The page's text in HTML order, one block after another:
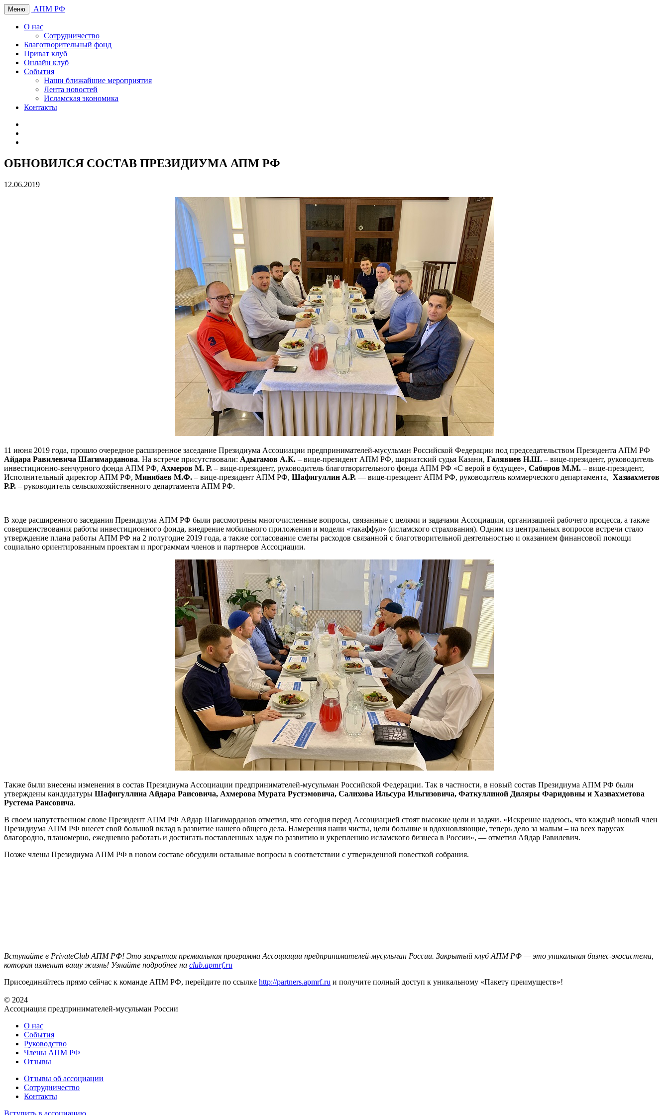
Меню АПМ РФ
О нас
Сотрудничество
Благотворительный фонд
Приват клуб
Онлайн клуб
События
Наши ближайшие мероприятия
Лента новостей
Исламская экономика
Контакты
ОБНОВИЛСЯ СОСТАВ ПРЕЗИДИУМА АПМ РФ
12.06.2019
11 июня 2019 года, прошло очередное расширенное заседание Президиума Ассоциации предпринимателей-мусульман Российской Федерации под председательством Президента АПМ РФ
Айдара Равилевича Шагимарданова. На встрече присутствовали: Адыгамов А.К. – вице-президент АПМ РФ, шариатский судья Казани, Галявиев Н.Ш. – вице-президент, руководитель
инвестиционно-венчурного фонда АПМ РФ, Ахмеров М. Р. – вице-президент, руководитель благотворительного фонда АПМ РФ «С верой в будущее», Сабиров М.М. – вице-президент,
Исполнительный директор АПМ РФ, Минибаев М.Ф. – вице-президент АПМ РФ, Шафигуллин А.Р. — вице-президент АПМ РФ, руководитель коммерческого департамента, Хазиахметов
Р.Р. – руководитель сельскохозяйственного департамента АПМ РФ.
В ходе расширенного заседания Президиума АПМ РФ были рассмотрены многочисленные вопросы, связанные с целями и задачами Ассоциации, организацией рабочего процесса, а также
совершенствования работы инвестиционного фонда, внедрение мобильного приложения и модели «такаффул» (исламского страхования). Одним из центральных вопросов встречи стало
утверждение плана работы АПМ РФ на 2 полугодие 2019 года, а также согласование сметы расходов связанной с благотворительной деятельностью и оказанием финансовой помощи
социально ориентированным проектам и программам членов и партнеров Ассоциации.
Также были внесены изменения в состав Президиума Ассоциации предпринимателей-мусульман Российской Федерации. Так в частности, в новый состав Президиума АПМ РФ были
утверждены кандидатуры Шафигуллина Айдара Раисовича, Ахмерова Мурата Рустэмовича, Салихова Ильсура Ильгизовича, Фаткуллиной Диляры Фаридовны и Хазиахметова
Рустема Раисовича.
В своем напутственном слове Президент АПМ РФ Айдар Шагимарданов отметил, что сегодня перед Ассоциацией стоят высокие цели и задачи. «Искренне надеюсь, что каждый новый член
Президиума АПМ РФ внесет свой большой вклад в развитие нашего общего дела. Намерения наши чисты, цели большие и вдохновляющие, теперь дело за малым – на всех парусах
благородно, планомерно, ежедневно работать и достигать поставленных задач по развитию и укреплению исламского бизнеса в России», — отметил Айдар Равилевич.
Позже члены Президиума АПМ РФ в новом составе обсудили остальные вопросы в соответствии с утвержденной повесткой собрания.
Вступайте в PrivateClub АПМ РФ! Это закрытая премиальная программа Ассоциации предпринимателей-мусульман России. Закрытый клуб АПМ РФ — это уникальная бизнес-экосистема,
которая изменит вашу жизнь! Узнайте подробнее на club.apmrf.ru
Присоединяйтесь прямо сейчас к команде АПМ РФ, перейдите по ссылке http://partners.apmrf.ru и получите полный доступ к уникальному «Пакету преимуществ»!
© 2024
Ассоциация предпринимателей-мусульман России
О нас
События
Руководство
Члены АПМ РФ
Отзывы
Отзывы об ассоциации
Сотрудничество
Контакты
Вступить в ассоциацию